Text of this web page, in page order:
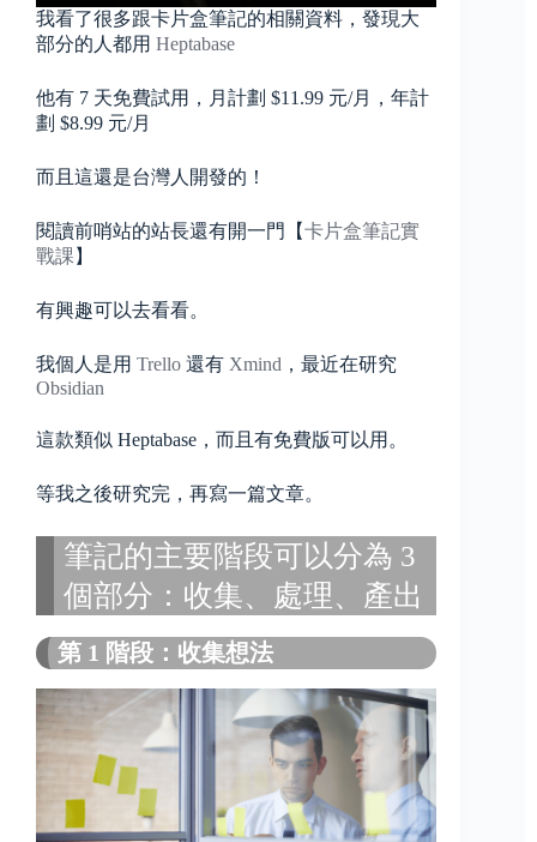
我看了很多跟卡片盒筆記的相關資料，發現大
部分的人都用 Heptabase
他有 7 天免費試用，月計劃 $11.99 元/月，年計
劃 $8.99 元/月
而且這還是台灣人開發的！
閱讀前哨站的站長還有開一門【卡片盒筆記實
戰課 】
有興趣可以去看看。
我個人是用 Trello 還有 Xmind ，最近在研究
Obsidian
這款類似 Heptabase，而且有免費版可以用。
等我之後研究完，再寫一篇文章。
筆記的主要階段可以分為 3
個部分：收集、處理、產出
第 1 階段：收集想法